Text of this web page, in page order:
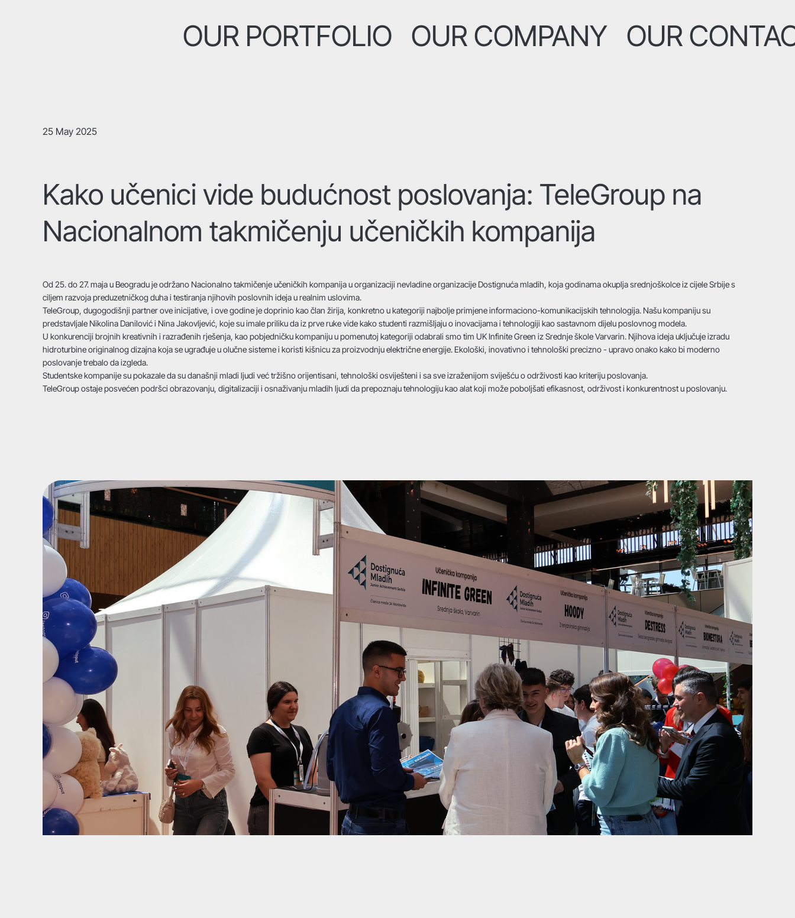
OUR PORTFOLIO OUR COMPANY OUR
25 May 2025
Kako učenici vide budućnost poslovanja: TeleGroup na
Nacionalnom takmičenju učeničkih kompanija
Od 25. do 27. maja u Beogradu je održano Nacionalno takmičenje učeničkih kompanija u organizaciji nevladine organizacije Dostignuća mladih, koja godinama okuplja srednjoškolce iz cijele Srbije s
ciljem razvoja preduzetničkog duha i testiranja njihovih poslovnih ideja u realnim uslovima.
TeleGroup, dugogodišnji partner ove inicijative, i ove godine je doprinio kao član žirija, konkretno u kategoriji najbolje primjene informaciono-komunikacijskih tehnologija. Našu kompaniju su
predstavljale Nikolina Danilović i Nina Jakovljević, koje su imale priliku da iz prve ruke vide kako studenti razmišljaju o inovacijama i tehnologiji kao sastavnom dijelu poslovnog modela.
U konkurenciji brojnih kreativnih i razrađenih rješenja, kao pobjedničku kompaniju u pomenutoj kategoriji odabrali smo tim UK Infinite Green iz Srednje škole Varvarin. Njihova ideja uključuje izradu
hidroturbine originalnog dizajna koja se ugrađuje u olučne sisteme i koristi kišnicu za proizvodnju električne energije. Ekološki, inovativno i tehnološki precizno - upravo onako kako bi moderno
poslovanje trebalo da izgleda.
Studentske kompanije su pokazale da su današnji mladi ljudi već tržišno orijentisani, tehnološki osviješteni i sa sve izraženijom sviješću o održivosti kao kriteriju poslovanja.
TeleGroup ostaje posvećen podršci obrazovanju, digitalizaciji i osnaživanju mladih ljudi da prepoznaju tehnologiju kao alat koji može poboljšati efikasnost, održivost i konkurentnost u poslovanju.